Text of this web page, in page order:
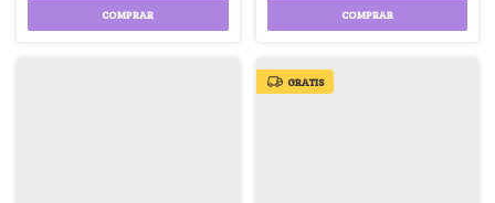
COMPRAR
GRATIS